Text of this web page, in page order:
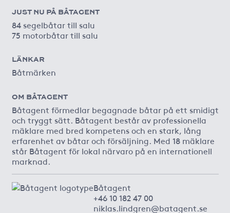
JUST NU PÅ BÅTAGENT
84 segelbåtar till salu
75 motorbåtar till salu
LÄNKAR
Båtmärken
OM BÅTAGENT
Båtagent förmedlar begagnade båtar på ett smidigt
och tryggt sätt. Båtagent består av professionella
mäklare med bred kompetens och en stark, lång
erfarenhet av båtar och försäljning. Med 18 mäklare
står Båtagent för lokal närvaro på en internationell
marknad.
Båtagent
+46 10 182 47 00
niklas.lindgren@batagent.se